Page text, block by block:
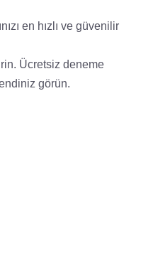
en hızlı ve güvenilir
Ücretsiz deneme
görün.